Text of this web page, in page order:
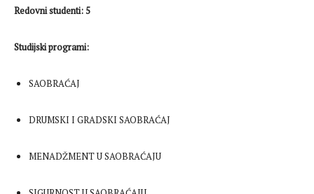
Redovni studenti: 5
Studijski programi:
SAOBRAĆAJ
DRUMSKI I GRADSKI SAOBRAĆAJ
MENADŽMENT U SAOBRAĆAJU